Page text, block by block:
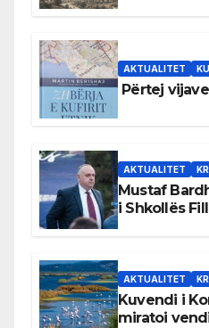
AKTUALITET
Përtej
AKTUALITET
Mustaf
i Shkollës
AKTUALITET
Kuvendi i
miratoi